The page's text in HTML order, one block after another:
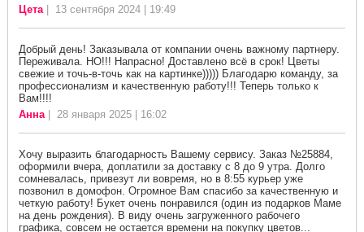
Цета| 13 сентября 2024 | 19:49
Добрый день! Заказывала от компании очень важному партнеру.
Переживала. НО!!! Напрасно! Доставлено всё в срок! Цветы
свежие и точь-в-точь как на картинке))))) Благодарю команду, за
профессионализм и качественную работу!!! Теперь только к
Вам!!!!
Анна| 28 января 2025 | 16:02
Хочу выразить благодарность Вашему сервису. Заказ №25884,
оформили вчера, доплатили за доставку с 8 до 9 утра. Долго
сомневалась, привезут ли вовремя, но в 8:55 курьер уже
позвонил в домофон. Огромное Вам спасибо за качественную и
четкую работу! Букет очень понравился (один из подарков Маме
на день рождения). В виду очень загруженного рабочего
графика, совсем не остается времени на покупку цветов...